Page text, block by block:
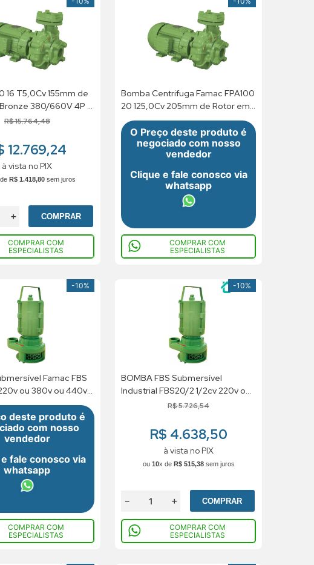
16 T5,0Cv 155mm de
380/660V 4P F
IR2
R$15.764,48
12.769,24
à vista no PIX
R$ 1.418,80 sem juros
＋ COMPRAR
COMPRAR COM
ESPECIALISTAS
Bomba Centrifuga Famac FPA100
20 125,0Cv 205mm de Rotor em
Bronze 220/380/440V Trifasico
O Preço deste produto é
negociado com nosso
vendedor
Clique e fale conosco via
whatsapp
COMPRAR COM
ESPECIALISTAS
-10%
Famac FBS
deste produto é
com nosso
vendedor
fale conosco via
whatsapp
COMPRAR COM
ESPECIALISTAS
-10%
BOMBA FBS Submersível
Industrial FBS20/2 1/2cv 220v ou
380v ou 440v Trifásico
R$5.726,54
R$ 4.638,50
à vista no PIX
ou 10x de R$ 515,38sem juros
＋
－ COMPRAR
COMPRAR COM
ESPECIALISTAS